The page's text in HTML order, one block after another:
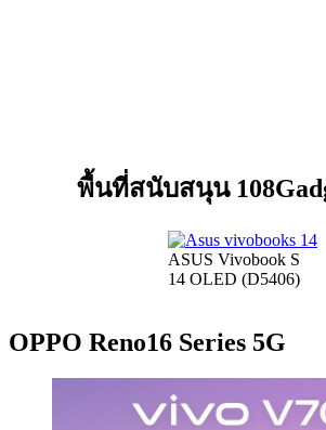
พื้นที่สนับสนุน
ASUS Vivobook S
14 OLED (D5406)
OPPO Reno16 Series 5G